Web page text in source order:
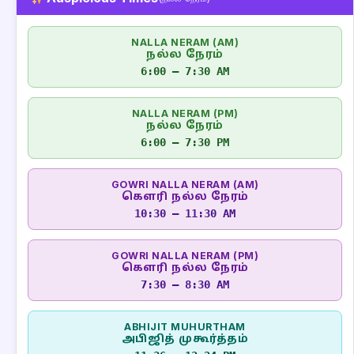
NALLA NERAM (AM)
நல்ல நேரம்
6:00 – 7:30 AM
NALLA NERAM (PM)
நல்ல நேரம்
6:00 – 7:30 PM
GOWRI NALLA NERAM (AM)
கௌரி நல்ல நேரம்
10:30 – 11:30 AM
GOWRI NALLA NERAM (PM)
கௌரி நல்ல நேரம்
7:30 – 8:30 AM
ABHIJIT MUHURTHAM
அபிஜித் முகூர்த்தம்